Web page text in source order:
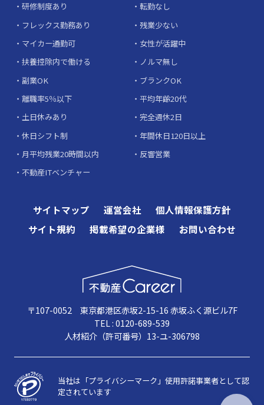
研修制度あり
転勤なし
フレックス勤務あり
残業少ない
マイカー通勤可
女性が活躍中
扶養控除内で働ける
ノルマ無し
副業OK
ブランクOK
離職率5％以下
平均年齢20代
土日休みあり
完全週休2日
休日シフト制
年間休日120日以上
月平均残業20時間以内
反響営業
不動産ITベンチャー
サイトマップ 運営会社
個人情報保護方針
サイト規約
掲載希望の企業様 お問い合わせ
〒107-0052 東京都港区赤坂2-15-16 赤坂ふく源ビル7F
TEL : 0120-689-539
人材紹介（許可番号）13-ユ-306798
当社は「プライバシーマーク」使用許諾事業者として認
定されています